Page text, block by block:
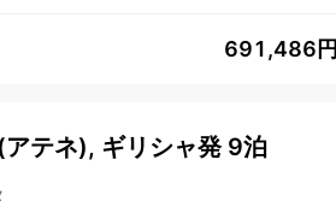
691,486円
アテネ), ギリシャ発 9泊